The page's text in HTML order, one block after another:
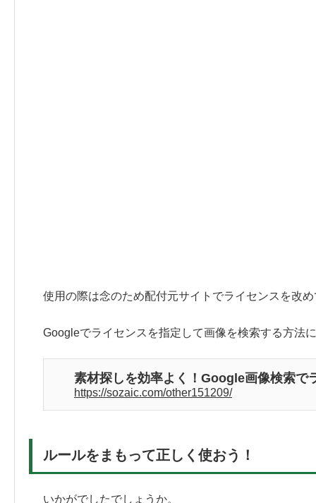
使用の際は念のため配付元サイトでライセンスを改
Googleでライセンスを指定して画像を検索する方法
素材探しを効率よく！Google画像検索で
https://sozaic.com/other151209/
ルールをまもって正しく使おう！
いかがでしたでしょうか。